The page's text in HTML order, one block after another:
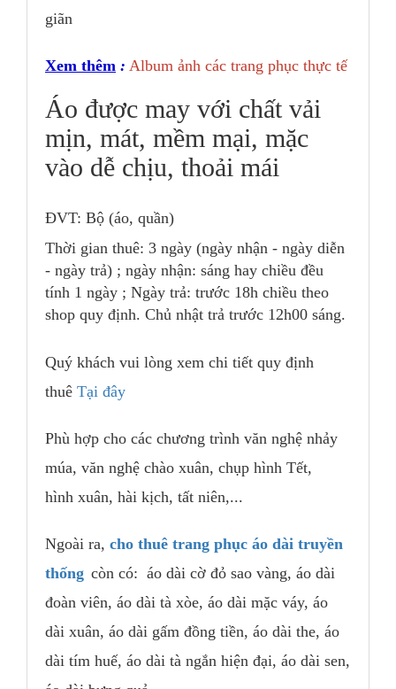
giãn
Xem thêm : Album ảnh các trang phục thực tế
Áo được may với chất vải
mịn, mát, mềm mại, mặc
vào dễ chịu, thoải mái
ĐVT: Bộ (áo, quần)
Thời gian thuê: 3 ngày (ngày nhận - ngày diễn
- ngày trả) ; ngày nhận: sáng hay chiều đều
tính 1 ngày ; Ngày trả: trước 18h chiều theo
shop quy định. Chủ nhật trả trước 12h00 sáng.
Quý khách vui lòng xem chi tiết quy định
thuê Tại đây
Phù hợp cho các chương trình văn nghệ nhảy
múa, văn nghệ chào xuân, chụp hình Tết,
hình xuân, hài kịch, tất niên,...
Ngoài ra, cho thuê trang phục áo dài truyền
thống còn có: áo dài cờ đỏ sao vàng, áo dài
đoàn viên, áo dài tà xòe, áo dài mặc váy, áo
dài xuân, áo dài gấm đồng tiền, áo dài the, áo
dài tím huế, áo dài tà ngắn hiện đại, áo dài sen,